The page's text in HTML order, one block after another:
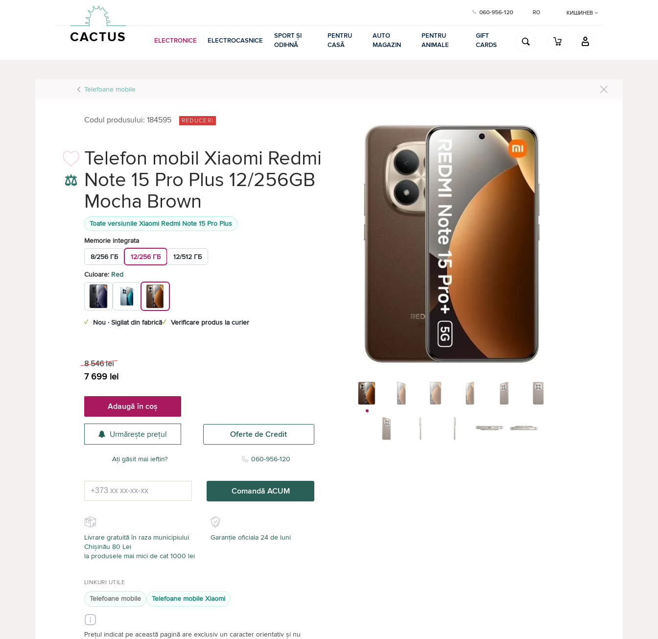
CACTUS
060-956-120 RO КИШИНЕВ
ELECTRONICE ELECTROCASNICE
SPORT ȘI
ODIHNĂ
PENTRU
CASĂ
AUTO
MAGAZIN
PENTRU
ANIMALE
GIFT
CARDS
Telefoane mobile
Codul produsului: 184595 REDUCERI
⚖
Telefon mobil Xiaomi Redmi
Note 15 Pro Plus 12/256GB
Mocha Brown
Toate versiunile Xiaomi Redmi Note 15 Pro Plus
Memorie integrata
8/256 ГБ
12/256 ГБ 12/512 ГБ
Culoare: Red
✓ Nou · Sigilat din fabrică✓ Verificare produs la curier
8 546 lei
7 699 lei
Adaugă în coș
Urmărește prețul Oferte de Credit
Ați găsit mai ieftin? 060-956-120
Comandă ACUM
Livrare gratuită în raza municipiului
Chișinău 80 Lei
la produsele mai mici de cat 1000 lei
Garanție oficiala 24 de luni
LINKURI UTILE
Telefoane mobile Telefoane mobile Xiaomi
Prețul indicat pe această pagină are exclusiv un caracter orientativ și nu